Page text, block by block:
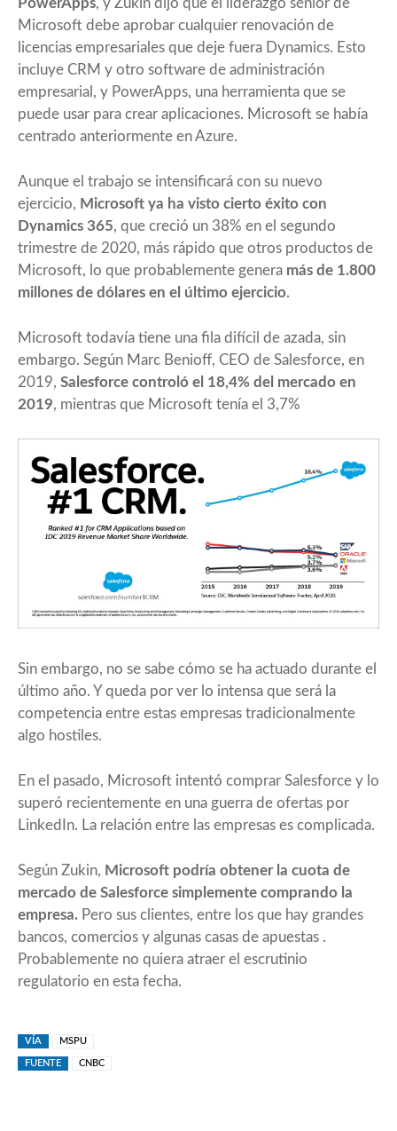
PowerApps, y Zukin dijo que el liderazgo sénior de
Microsoft debe aprobar cualquier renovación de
licencias empresariales que deje fuera Dynamics. Esto
incluye CRM y otro software de administración
empresarial, y PowerApps, una herramienta que se
puede usar para crear aplicaciones. Microsoft se había
centrado anteriormente en Azure.
Aunque el trabajo se intensificará con su nuevo
ejercicio, Microsoft ya ha visto cierto éxito con
Dynamics 365, que creció un 38% en el segundo
trimestre de 2020, más rápido que otros productos de
Microsoft, lo que probablemente genera más de 1.800
millones de dólares en el último ejercicio.
Microsoft todavía tiene una fila difícil de azada, sin
embargo. Según Marc Benioff, CEO de Salesforce, en
2019, Salesforce controló el 18,4% del mercado en
2019, mientras que Microsoft tenía el 3,7%
Sin embargo, no se sabe cómo se ha actuado durante el
último año. Y queda por ver lo intensa que será la
competencia entre estas empresas tradicionalmente
algo hostiles.
En el pasado, Microsoft intentó comprar Salesforce y lo
superó recientemente en una guerra de ofertas por
LinkedIn. La relación entre las empresas es complicada.
Según Zukin, Microsoft podría obtener la cuota de
mercado de Salesforce simplemente comprando la
empresa. Pero sus clientes, entre los que hay grandes
bancos, comercios y algunas casas de apuestas .
Probablemente no quiera atraer el escrutinio
regulatorio en esta fecha.
VÍA MSPU
FUENTE CNBC